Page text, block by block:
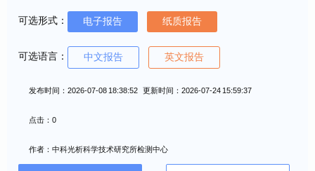
可选形式： 电子报告 纸质报告
可选语言： 中文报告 英文报告
发布时间：2026-07-08 18:38:52 更新时间：2026-07-24 15:59:37
点击：0
作者：中科光析科学技术研究所检测中心